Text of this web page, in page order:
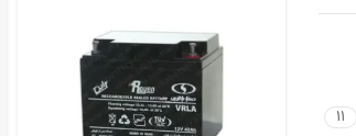
11